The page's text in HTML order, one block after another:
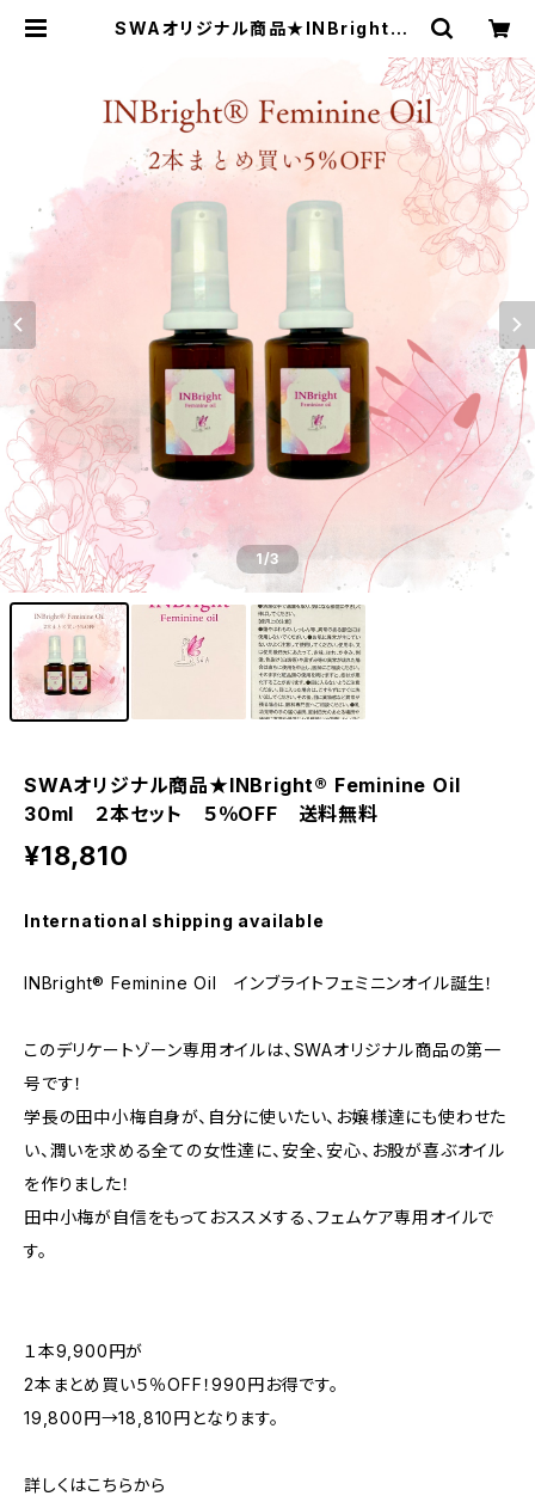
SWAオリジナル商品★INBright® F
５％OFF 送料無料 | SWAセレクト
1/3
SWAオリジナル商品★INBright® Feminine Oil
30ml ２本セット ５％OFF 送料無料
¥18,810
International shipping available
INBright® Feminine Oil インブライトフェミニンオイル誕生！
このデリケートゾーン専用オイルは、SWAオリジナル商品の第一
号です！
学長の田中小梅自身が、自分に使いたい、お嬢様達にも使わせた
い、潤いを求める全ての女性達に、安全、安心、お股が喜ぶオイル
を作りました！
田中小梅が自信をもっておススメする、フェムケア専用オイルで
す。
１本9,900円が
2本まとめ買い５％OFF！990円お得です。
19,800円→18,810円となります。
詳しくはこちらから